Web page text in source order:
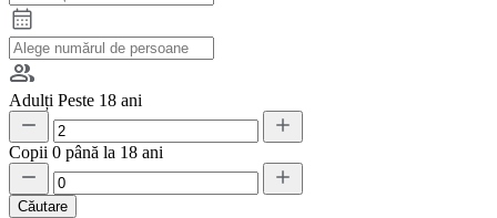
Adulți Peste 18 ani
Copii 0 până la 18 ani
Căutare